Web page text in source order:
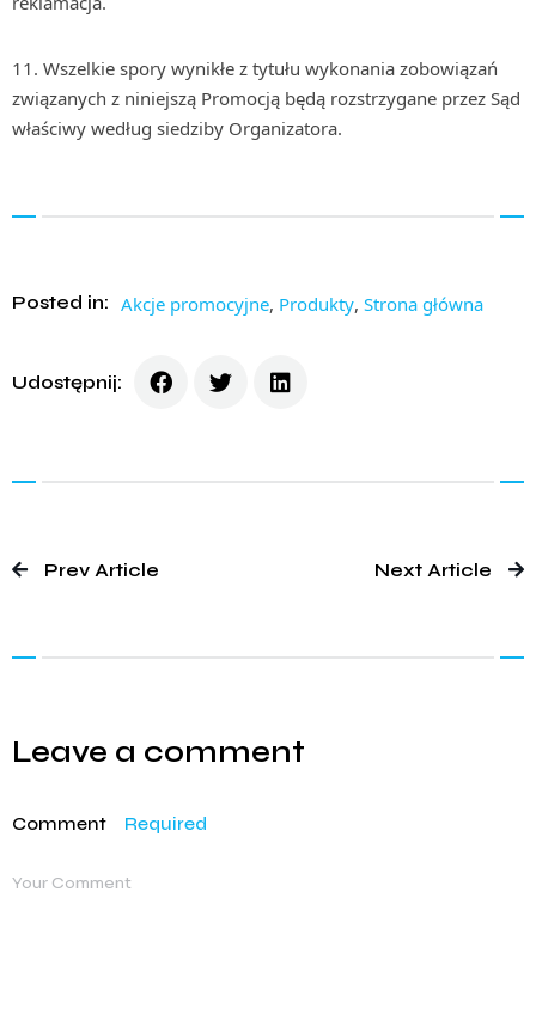
11. Wszelkie spory wynikłe z tytułu wykonania zobowiązań
związanych z niniejszą Promocją będą rozstrzygane przez Sąd
właściwy według siedziby Organizatora.
Posted in: Akcje promocyjne, Produkty, Strona główna
Udostępnij:
Prev Article Next Article
Leave a comment
Comment Required